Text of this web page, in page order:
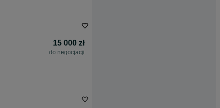
15 000 zł
do negocjacji